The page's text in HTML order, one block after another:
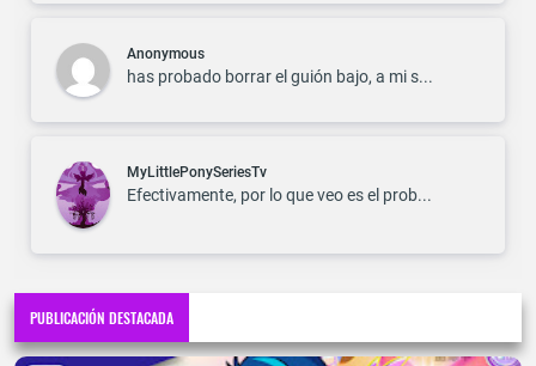
Anonymous
has probado borrar el guión bajo, a mi s...
MyLittlePonySeriesTv
Efectivamente, por lo que veo es el prob...
PUBLICACIÓN DESTACADA